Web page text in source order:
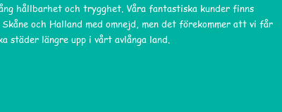
hållbarhet och trygghet. Våra fantastiska kunder finns
och Halland med omnejd, men det förekommer att vi får
städer längre upp i vårt avlånga land.